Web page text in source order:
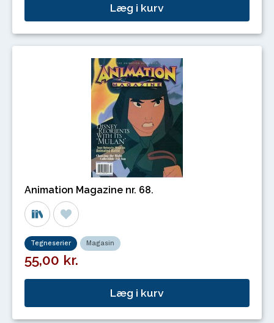
Læg i kurv
Animation Magazine nr. 68.
Tegneserier Magasin
55,00 kr.
Læg i kurv